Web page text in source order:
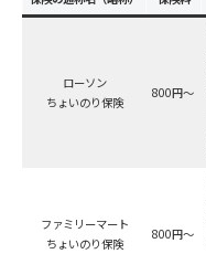
ローソン
ちょいのり保険
800円～
ファミリーマート
ちょいのり保険
800円～